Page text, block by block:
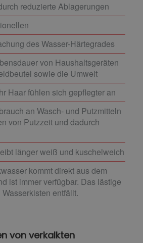
reduzierte Ablagerungen
des Wasser-Härtegrades
von Haushaltsgeräten
sowie die Umwelt
Haar fühlen sich gepflegter an
an Wasch- und Putzmitteln
von Putzzeit und dadurch
länger weiß und kuschelweich
kommt direkt aus dem
ist immer verfügbar. Das lästige
entfällt.
von verkalkten